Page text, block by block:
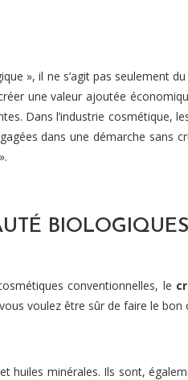
», il ne s’agit pas seulement
une valeur ajoutée
Dans l’industrie cosmétique,
dans une démarche sans
conventionnelles, le
voulez être sûr de faire le bon
huiles minérales. Ils sont,